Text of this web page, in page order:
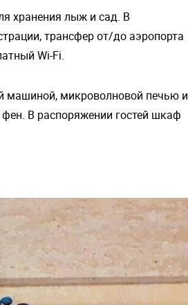
хранения лыж и сад. В
трансфер от/до аэропорта
Wi-Fi.
машиной, микроволновой печью и
В распоряжении гостей шкаф